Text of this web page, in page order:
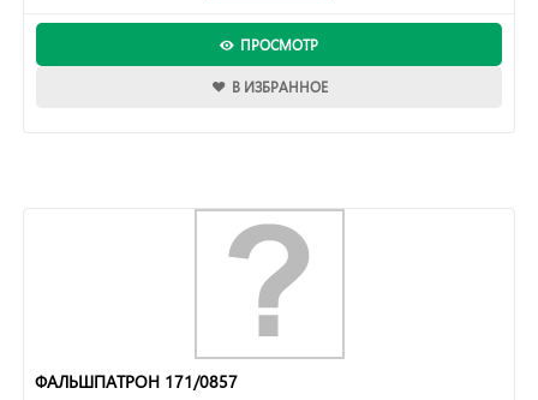
ПРОСМОТР
В ИЗБРАННОЕ
ФАЛЬШПАТРОН 171/0857